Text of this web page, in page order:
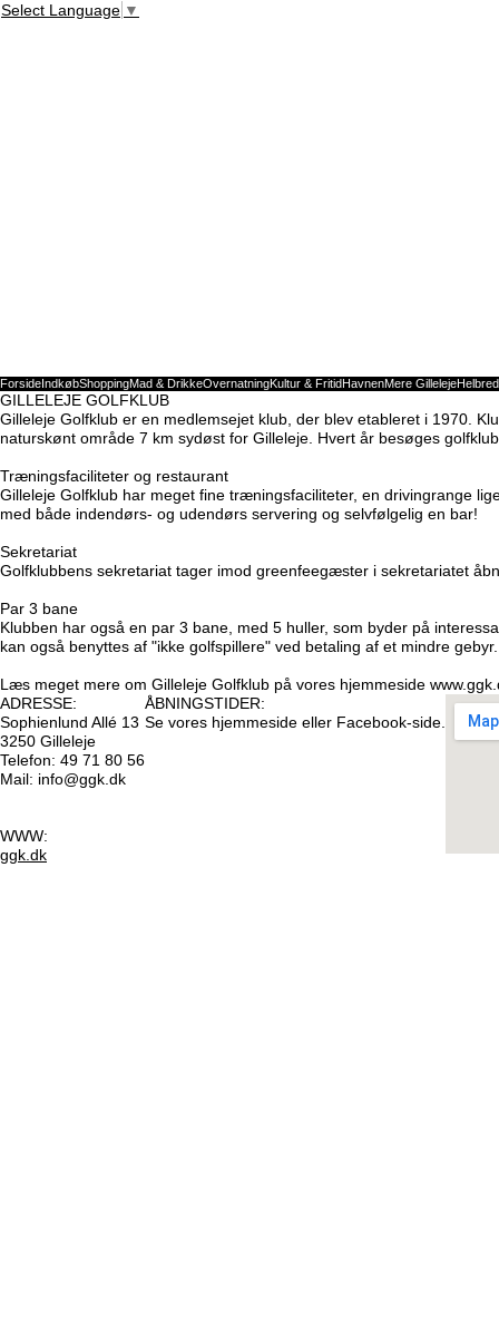
Select Language ▼
ForsideIndkøbShoppingMad & DrikkeOvernatningKultur & FritidHavnenMere GillelejeHelbred
GILLELEJE GOLFKLUB
Gilleleje Golfklub er en medlemsejet klub, der blev etableret i 1970.
naturskønt område 7 km sydøst for Gilleleje. Hvert år besøges
Træningsfaciliteter og restaurant
Gilleleje Golfklub har meget fine træningsfaciliteter, en drivingrange
med både indendørs- og udendørs servering og selvfølgelig en bar!
Sekretariat
Golfklubbens sekretariat tager imod greenfeegæster i sekretariatet
Par 3 bane
Klubben har også en par 3 bane, med 5 huller, som byder på
kan også benyttes af "ikke golfspillere" ved betaling af et mindre
Læs meget mere om Gilleleje Golfklub på vores hjemmeside
ADRESSE:
Sophienlund Allé 13
3250 Gilleleje
Telefon: 49 71 80 56
Mail: info@ggk.dk
WWW:
ggk.dk
ÅBNINGSTIDER:
Se vores hjemmeside eller Facebook-side.